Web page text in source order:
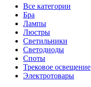
Все категории
Бра
Лампы
Люстры
Светильники
Светодиоды
Споты
Трековое освещение
Электротовары